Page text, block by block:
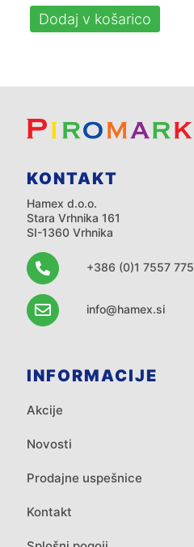
Dodaj v košarico
KONTAKT
Hamex d.o.o.
Stara Vrhnika 161
SI-1360 Vrhnika
+386 (0)1 7557 775
info@hamex.si
INFORMACIJE
Akcije
Novosti
Prodajne uspešnice
Kontakt